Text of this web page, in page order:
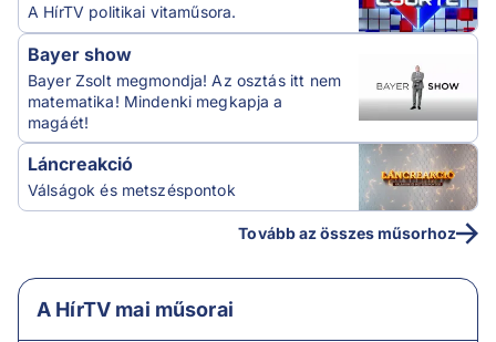
A HírTV politikai vitaműsora.
Bayer show
Bayer Zsolt megmondja! Az osztás itt nem
matematika! Mindenki megkapja a
magáét!
Láncreakció
Válságok és metszéspontok
Tovább az összes műsorhoz
A HírTV mai műsorai